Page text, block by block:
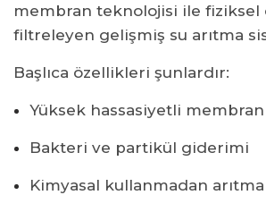
membran teknolojisi ile fiziksel
filtreleyen gelişmiş su arıtma
Başlıca özellikleri şunlardır:
Yüksek hassasiyetli
Bakteri ve partikül giderimi
Kimyasal kullanmadan arıtma